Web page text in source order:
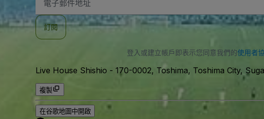
子
件
地
訂閱
登入或建立帳戶即表示您同意我們的使用者
Live House Shishio - 170-0002, Toshima, Toshima City,
複製
在谷歌地圖中開啟